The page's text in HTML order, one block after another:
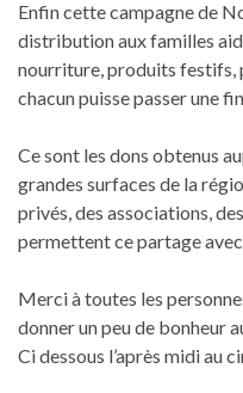
Enfin cette campagne de
distribution aux familles
nourriture, produits festifs,
chacun puisse passer une
Ce sont les dons obtenus
grandes surfaces de la
privés, des associations,
permettent ce partage
Merci à toutes les
donner un peu de bonheur
Ci dessous l’après midi au